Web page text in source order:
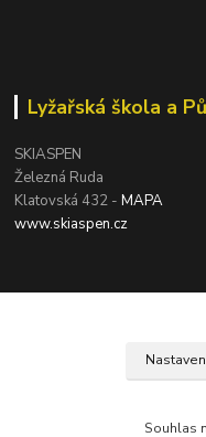
Lyžařská škola a
SKIASPEN
Železná Ruda
Klatovská 432 -MAPA
www.skiaspen.cz
Souhlas